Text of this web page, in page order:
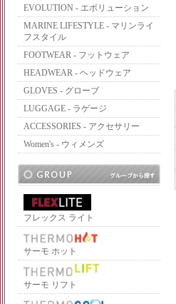
EVOLUTION - エボリューション
MARINE LIFESTYLE - マリンライ
フスタイル
FOOTWEAR - フットウェア
HEADWEAR - ヘッドウェア
GLOVES - グローブ
LUGGAGE - ラゲージ
ACCESSORIES - アクセサリー
Women's - ウィメンズ
フレックス ライト
サーモ ホット
サーモ リフト